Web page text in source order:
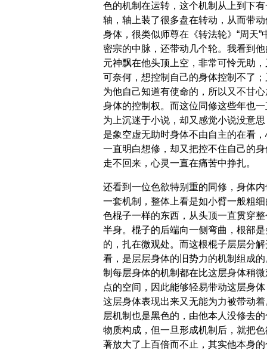
色的机制在运转，这个机制从上到下有
轴，轴上装了很多盘在转动，从而带动
身体，很类似师尊在《转法轮》“周天”
密宗的中脉，还带动几个轮。我看到他
元神飘在他头顶上空，非常可怜无助，
可奈何，想控制自己的身体控制不了；
为他自己知道有使命的，所以又不甘心
身体的控制权。而这位同修这些年也一
为上沉迷于小说，却又感觉小说没意思
是象空虚无助时身体不由自主的在看，
一直明白想修，却又把控不住自己的身
走不回来，心灵一直在痛苦中挣扎。
还看到一位色欲特别重的同修，身体内
一套机制，整体上看是如小臂一般粗细
色棍子一样的东西，从头顶一直贯穿整
半身。棍子的后端向一侧弯曲，根部是
的，扎在微观处。而这根棍子层层分解
看，是层层身体的旧势力的机制组成的
制每层身体的机制都在比这层身体稍微
点的空间，因此能够轻易带动这层身
这层身体表现出来又无能为力被带动着
层机制也是黑色的，由他本人没修去
物质构成，但一旦形成机制后，就把色
著放大了上百倍而不止，其实他本身的